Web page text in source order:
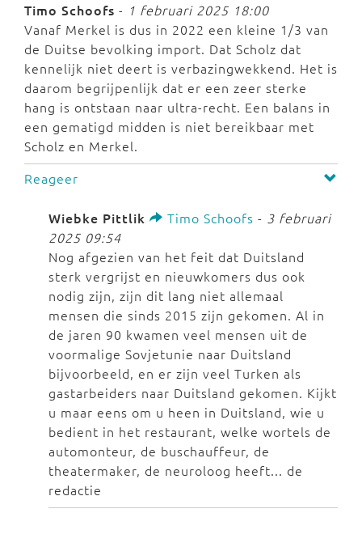
Timo Schoofs - 1 februari 2025 18:00
Vanaf Merkel is dus in 2022 een kleine 1/3 van
de Duitse bevolking import. Dat Scholz dat
kennelijk niet deert is verbazingwekkend. Het is
daarom begrijpenlijk dat er een zeer sterke
hang is ontstaan naar ultra-recht. Een balans in
een gematigd midden is niet bereikbaar met
Scholz en Merkel.
Reageer
Wiebke Pittlik Timo Schoofs - 3 februari
2025 09:54
Nog afgezien van het feit dat Duitsland
sterk vergrijst en nieuwkomers dus ook
nodig zijn, zijn dit lang niet allemaal
mensen die sinds 2015 zijn gekomen. Al in
de jaren 90 kwamen veel mensen uit de
voormalige Sovjetunie naar Duitsland
bijvoorbeeld, en er zijn veel Turken als
gastarbeiders naar Duitsland gekomen. Kijkt
u maar eens om u heen in Duitsland, wie u
bedient in het restaurant, welke wortels de
automonteur, de buschauffeur, de
theatermaker, de neuroloog heeft... de
redactie